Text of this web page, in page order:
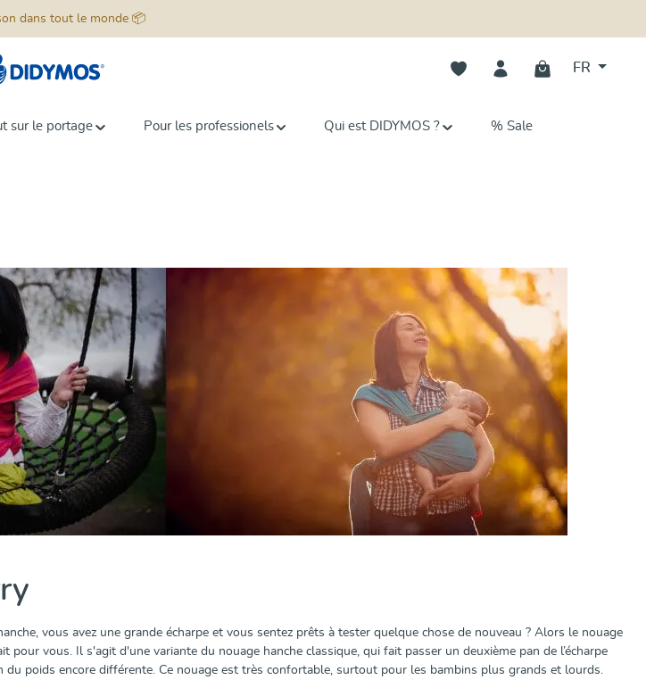
dans tout le monde 📦
Vous avez 0 articles dans votre
FR
sur le portage Pour les professionels Qui est DIDYMOS ? % Sale
vous avez une grande écharpe et vous sentez prêts à tester quelque chose de nouveau ? Alors le nouage
pour vous. Il s'agit d'une variante du nouage hanche classique, qui fait passer un deuxième pan de l’écharpe
du poids encore différente. Ce nouage est très confortable, surtout pour les bambins plus grands et lourds.